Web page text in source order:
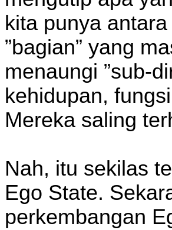
kita punya
”bagian” yang
menaungi ”sub-
kehidupan,
Mereka saling
Nah, itu sekilas
Ego State.
perkembangan